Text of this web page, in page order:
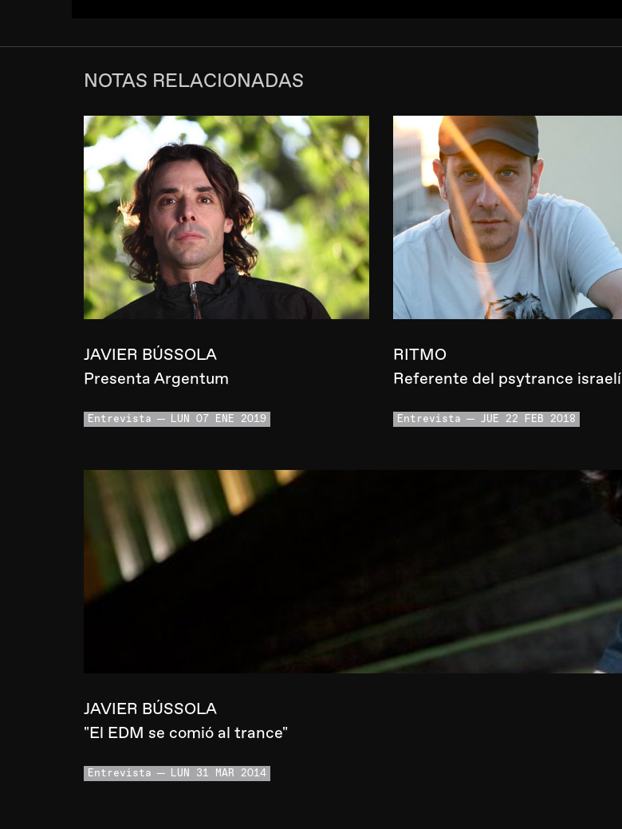
NOTAS RELACIONADAS
JAVIER BÚSSOLA
Presenta Argentum
Entrevista LUN 07 ENE 2019
RITMO
Referente del psytrance israelí
Entrevista JUE 22 FEB 2018
JAVIER BÚSSOLA
"El EDM se comió al trance"
Entrevista LUN 31 MAR 2014